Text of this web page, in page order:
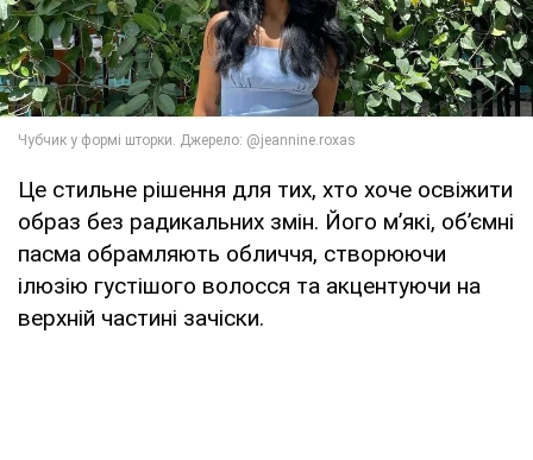
Це стильне рішення для тих, хто хоче освіжити
образ без радикальних змін. Його м’які, об’ємні
пасма обрамляють обличчя, створюючи
ілюзію густішого волосся та акцентуючи на
верхній частині зачіски.